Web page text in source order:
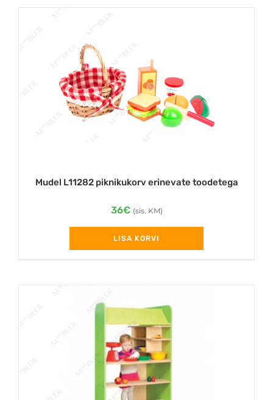
Mudel L11282 piknikukorv erinevate toodetega
36€ (sis. KM)
LISA KORVI